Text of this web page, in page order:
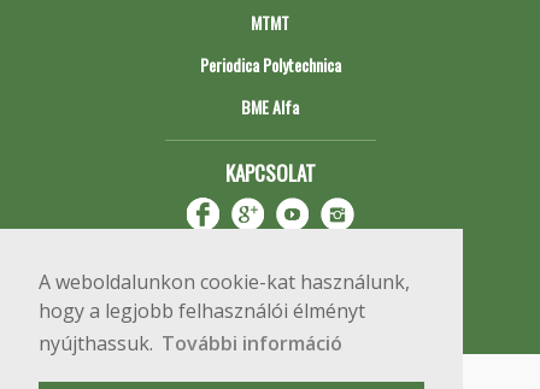
A weboldalunkon cookie-kat használunk,
hogy a legjobb felhasználói élményt
nyújthassuk. További információ
MTMT
Periodica Polytechnica
BME Alfa
KAPCSOLAT